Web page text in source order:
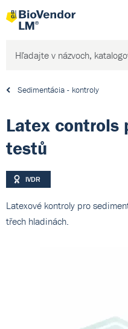
Sedimentácia - kontroly
Latex controls
testů
IVDR
Latexové kontroly pro
třech hladinách.